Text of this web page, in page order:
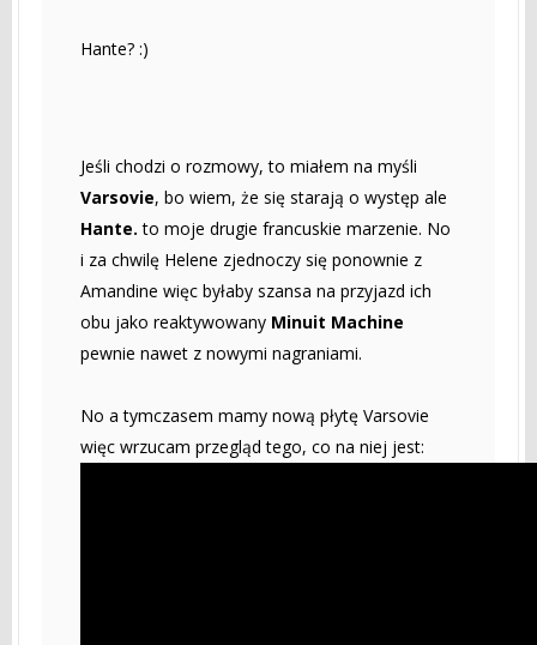
Hante? :)
Jeśli chodzi o rozmowy, to miałem na myśli
Varsovie, bo wiem, że się starają o występ ale
Hante. to moje drugie francuskie marzenie. No
i za chwilę Helene zjednoczy się ponownie z
Amandine więc byłaby szansa na przyjazd ich
obu jako reaktywowany Minuit Machine
pewnie nawet z nowymi nagraniami.
No a tymczasem mamy nową płytę Varsovie
więc wrzucam przegląd tego, co na niej jest: